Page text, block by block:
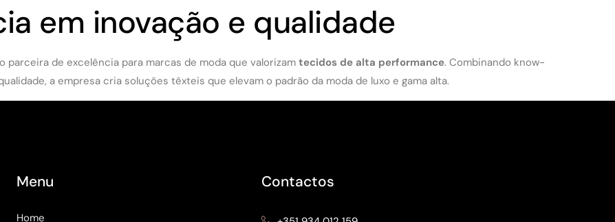
em inovação e qualidade
parceira de excelência para marcas de moda que valorizam tecidos de alta performance. Combinando know-
a empresa cria soluções têxteis que elevam o padrão da moda de luxo e gama alta.
Menu
Home
Contactos